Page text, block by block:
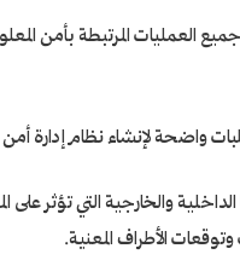
العمليات المرتبطة بأمن
واضحة لإنشاء نظام إدارة
والخارجية التي تؤثر على
الأطراف المعنية.